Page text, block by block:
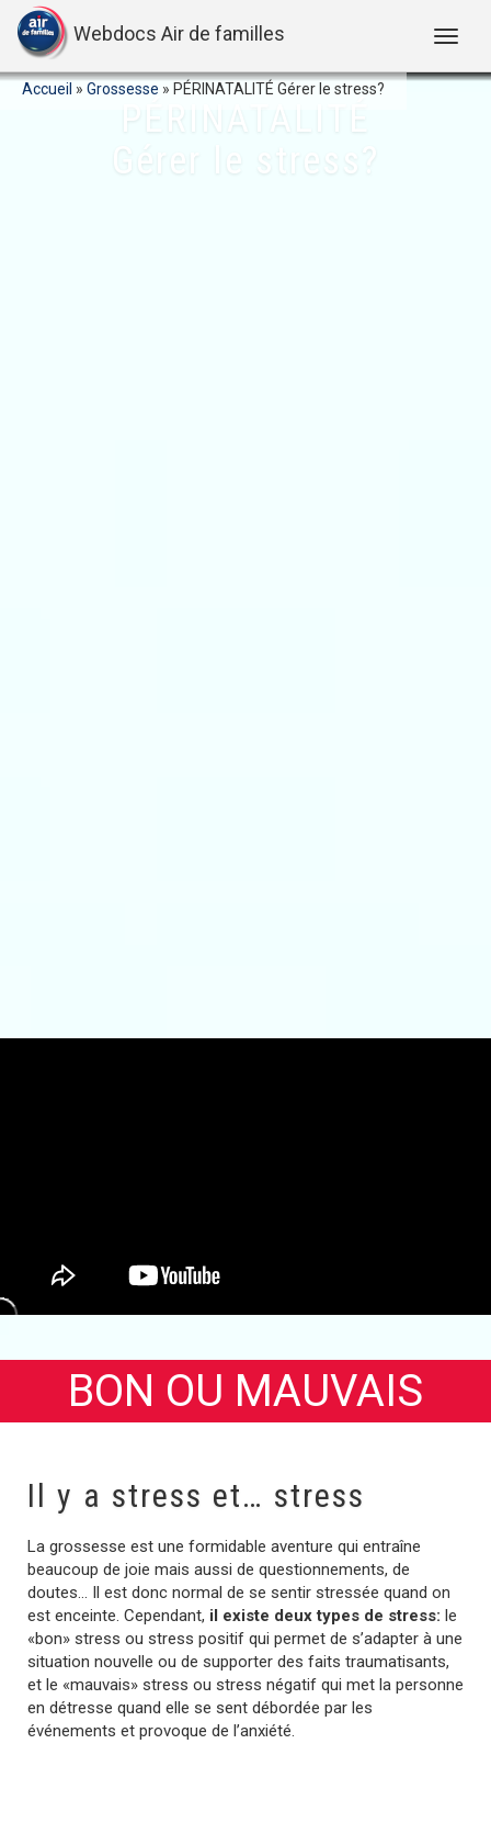
Webdocs Air de familles
Accueil » Grossesse » PÉRINATALITÉ Gérer le stress?
PÉRINATALITÉ
Gérer le stress?
BON OU MAUVAIS
Il y a stress et… stress
La grossesse est une formidable aventure qui entraîne
beaucoup de joie mais aussi de questionnements, de
doutes… Il est donc normal de se sentir stressée quand on
est enceinte. Cependant, il existe deux types de stress: le
«bon» stress ou stress positif qui permet de s’adapter à une
situation nouvelle ou de supporter des faits traumatisants,
et le «mauvais» stress ou stress négatif qui met la personne
en détresse quand elle se sent débordée par les
événements et provoque de l’anxiété.